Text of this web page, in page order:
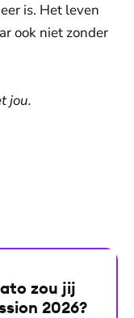
is. Het leven
ook niet zonder
jou.
zou jij
2026?